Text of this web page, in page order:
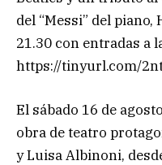
del “Messi” del
21.30 con entradas a
https://tinyurl.com/
El sábado 16 de
obra de teatro
y Luisa Albinoni,